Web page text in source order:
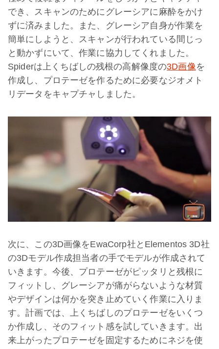
でき、スキャンのためにグレーシアに麻酔をかけ
ずに済みました。また、グレーシア自身が作業を
簡単にしようと、スキャンが行われている間じっ
と動かずにいて、作業に協力してくれました。
Spiderは上くちばしの残根の高解像度の3D画像を
作成し、プロテーゼを作るために必要なジオメト
リデータをキャプチャしました。
次に、この3D画像をEwaCorp社とElementos 3D社
の3Dモデル作成担当者の手でモデルが作成されて
いきます。今後、プロテーゼがピッタリと残根に
フィットし、グレーシアが痛がらないような材質
やデザインは何かを突き止めていく作業に入りま
す。計画では、上くちばしのプロテーゼをいくつ
か作成し、そのフィット感を試していきます。出
来上がったプロテーゼを固定するためにネジを使